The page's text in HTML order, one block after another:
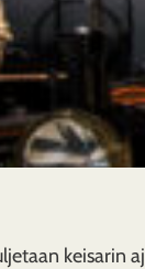
keisarin